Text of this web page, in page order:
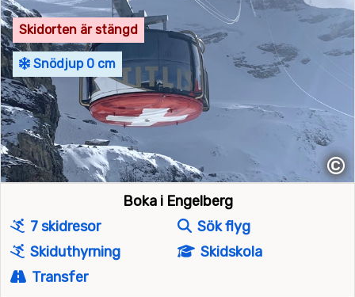
Skidorten är stängd
Snödjup 0 cm
©
Boka i Engelberg
7 skidresor
Sök flyg
Skiduthyrning
Skidskola
Transfer